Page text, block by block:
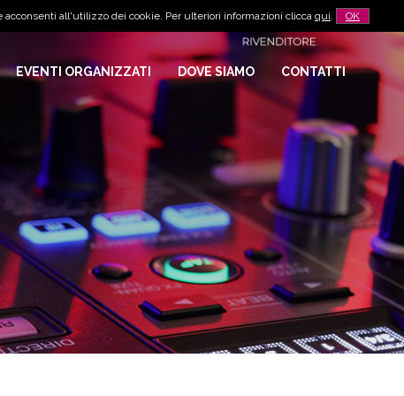
all'utilizzo dei cookie. Per ulteriori informazioni clicca qui. OK
EVENTI ORGANIZZATI DOVE SIAMO CONTATTI